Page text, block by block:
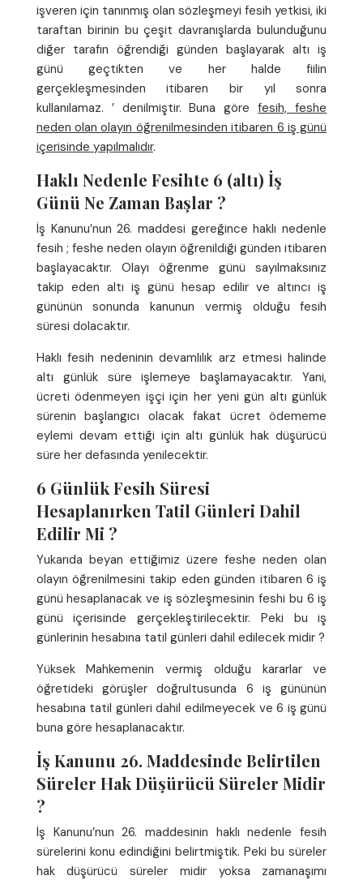
işveren için tanınmış olan sözleşmeyi fesih yetkisi, iki
taraftan birinin bu çeşit davranışlarda bulunduğunu
diğer tarafın öğrendiği günden başlayarak altı iş
günü geçtikten ve her halde fiilin
gerçekleşmesinden itibaren bir yıl sonra
kullanılamaz. ’ denilmiştir. Buna görefesih, feshe
neden olan olayın öğrenilmesinden itibaren 6 iş günü
içerisinde yapılmalıdır.
Haklı Nedenle Fesihte 6 (altı) İş
Günü Ne Zaman Başlar ?
İş Kanunu’nun 26. maddesi gereğince haklı nedenle
fesih ; feshe neden olayın öğrenildiği günden itibaren
başlayacaktır. Olayı öğrenme günü sayılmaksınız
takip eden altı iş günü hesap edilir ve altıncı iş
gününün sonunda kanunun vermiş olduğu fesih
süresi dolacaktır.
Haklı fesih nedeninin devamlılık arz etmesi halinde
altı günlük süre işlemeye başlamayacaktır. Yani,
ücreti ödenmeyen işçi için her yeni gün altı günlük
sürenin başlangıcı olacak fakat ücret ödememe
eylemi devam ettiği için altı günlük hak düşürücü
süre her defasında yenilecektir.
6 Günlük Fesih Süresi
Hesaplanırken Tatil Günleri Dahil
Edilir Mi ?
Yukarıda beyan ettiğimiz üzere feshe neden olan
olayın öğrenilmesini takip eden günden itibaren 6 iş
günü hesaplanacak ve iş sözleşmesinin feshi bu 6 iş
günü içerisinde gerçekleştirilecektir. Peki bu iş
günlerinin hesabına tatil günleri dahil edilecek midir ?
Yüksek Mahkemenin vermiş olduğu kararlar ve
öğretideki görüşler doğrultusunda 6 iş gününün
hesabına tatil günleri dahil edilmeyecek ve 6 iş günü
buna göre hesaplanacaktır.
İş Kanunu 26. Maddesinde Belirtilen
Süreler Hak Düşürücü Süreler Midir
?
İş Kanunu’nun 26. maddesinin haklı nedenle fesih
sürelerini konu edindiğini belirtmiştik. Peki bu süreler
hak düşürücü süreler midir yoksa zamanaşımı